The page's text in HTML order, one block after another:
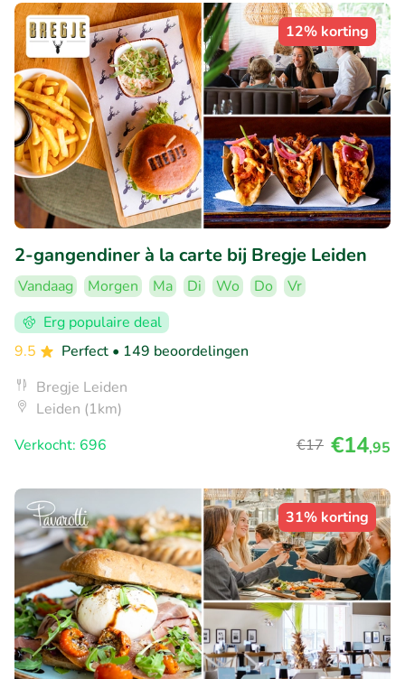
12% korting
2-gangendiner à la carte bij Bregje Leiden
Vandaag Morgen Ma Di Wo Do
Vr
Erg populaire deal
9.5
Perfect • 149 beoordelingen
Bregje Leiden
Leiden (1km)
Verkocht: 696
€17 €14,95
31% korting